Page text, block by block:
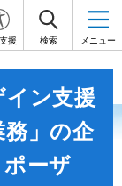
援 検索 メニュー
イン支援
」の企
ーザ